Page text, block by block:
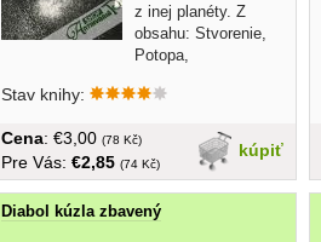
z inej planéty. Z
obsahu: Stvorenie,
Potopa,
Stav knihy:
kúpiť
Cena: €3,00 (78 Kč)
Pre Vás: €2,85 (74 Kč)
Diabol kúzla zbavený